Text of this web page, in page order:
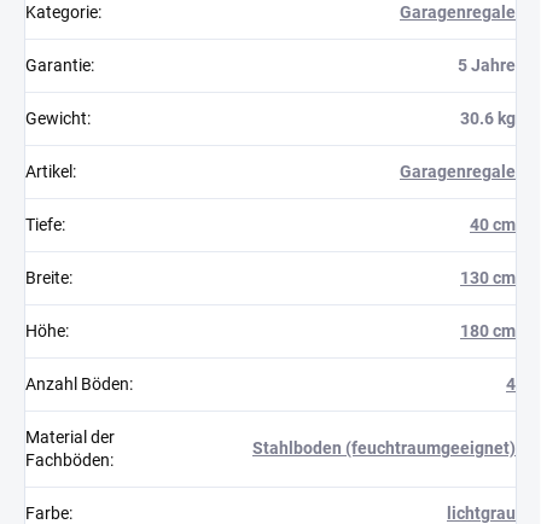
Kategorie: Garagenregale
Garantie: 5 Jahre
Gewicht: 30.6 kg
Artikel : Garagenregale
Tiefe: 40 cm
Breite: 130 cm
Höhe: 180 cm
Anzahl Böden: 4
Material der
Fachböden:
Stahlboden (feuchtraumgeeignet)
Farbe: lichtgrau